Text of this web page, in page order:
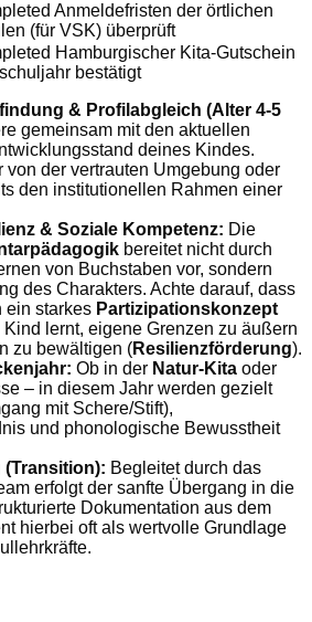
Anmeldefristen der örtlichen
(für VSK) überprüft
Hamburgischer Kita-Gutschein
bestätigt
& Profilabgleich (Alter 4-5
gemeinsam mit den aktuellen
deines Kindes.
von der vertrauten Umgebung oder
den institutionellen Rahmen einer
& Soziale Kompetenz: Die
bereitet nicht durch
von Buchstaben vor, sondern
des Charakters. Achte darauf, dass
ein starkes Partizipationskonzept
Kind lernt, eigene Grenzen zu äußern
zu bewältigen (Resilienzförderung).
Ob in der Natur-Kita oder
– in diesem Jahr werden gezielt
mit Schere/Stift),
und phonologische Bewusstheit
Begleitet durch das
erfolgt der sanfte Übergang in die
Dokumentation aus dem
hierbei oft als wertvolle Grundlage